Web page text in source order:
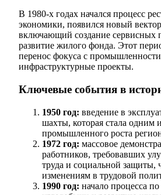
В 1980-х годах начался процесс
экономики, появился новый
включающий создание сервисных
развитие жилого фонда. Этот
перенос фокуса с
инфраструктурные проекты.
Ключевые события в
1950 год: введение в
шахты, которая стала одним
промышленного роста
1972 год: массовое
работников, требовавших
труда и социальной защиты,
изменениям в трудовой
1990 год: начало процесса